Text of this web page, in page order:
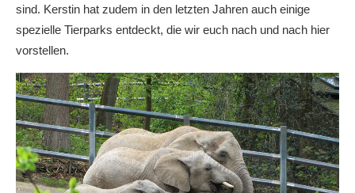
sind. Kerstin hat zudem in den letzten Jahren auch einige
spezielle Tierparks entdeckt, die wir euch nach und nach hier
vorstellen.